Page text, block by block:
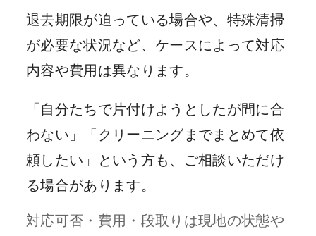
退去期限が迫っている場合や、特殊清掃
が必要な状況など、ケースによって対応
内容や費用は異なります。
「自分たちで片付けようとしたが間に合
わない」「クリーニングまでまとめて依
頼したい」という方も、ご相談いただけ
る場合があります。
対応可否・費用・段取りは現地の状態や